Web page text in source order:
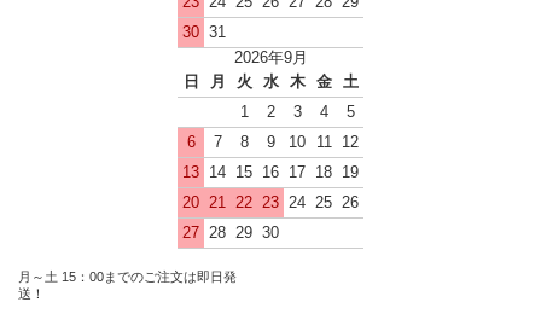
30 31
2026年9月
日
月 火 水 木 金
土
1
2 3 4
5
6
7 8 9 10 11
12
13 14 15 16 17 18 19
20 21 22 23 24 25 26
27 28 29 30
月～土 15：00までのご注文は即日発
送！